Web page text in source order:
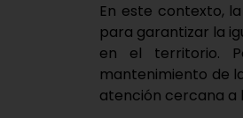
En este contexto,
para garantizar la
en el territorio.
mantenimiento de
atención cercana a